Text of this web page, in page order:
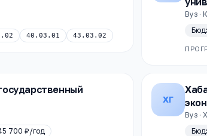
40.03.01 43.03.02
Вуз ·
700 ₽/год
ХГ
Вуз ·